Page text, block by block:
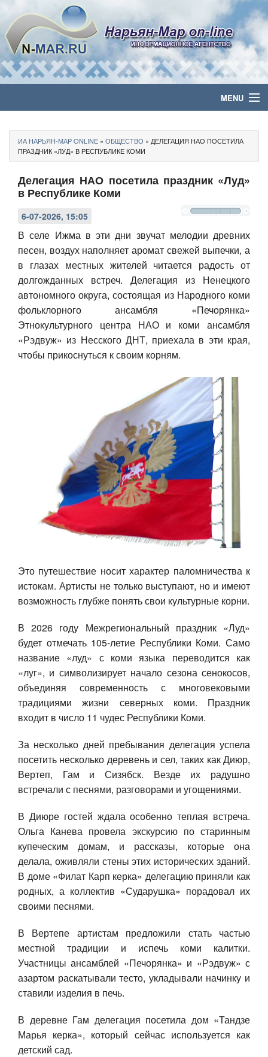
MENU
Политика
Бизнес
Культура
Медиа
Авто
Спорт
Контакты
ИА НАРЬЯН-МАР ONLINE » ОБЩЕСТВО » ДЕЛЕГАЦИЯ НАО ПОСЕТИЛА
ПРАЗДНИК «ЛУД» В РЕСПУБЛИКЕ КОМИ
Делегация НАО посетила праздник «Луд»
в Республике Коми
6-07-2026, 15:05
В селе Ижма в эти дни звучат мелодии древних
песен, воздух наполняет аромат свежей выпечки, а
в глазах местных жителей читается радость от
долгожданных встреч. Делегация из Ненецкого
автономного округа, состоящая из Народного коми
фольклорного ансамбля «Печорянка»
Этнокультурного центра НАО и коми ансамбля
«Рэдвуж» из Несского ДНТ, приехала в эти края,
чтобы прикоснуться к своим корням.
Это путешествие носит характер паломничества к
истокам. Артисты не только выступают, но и имеют
возможность глубже понять свои культурные корни.
В 2026 году Межрегиональный праздник «Луд»
будет отмечать 105-летие Республики Коми. Само
название «луд» с коми языка переводится как
«луг», и символизирует начало сезона сенокосов,
объединяя современность с многовековыми
традициями жизни северных коми. Праздник
входит в число 11 чудес Республики Коми.
За несколько дней пребывания делегация успела
посетить несколько деревень и сел, таких как Диюр,
Вертеп, Гам и Сизябск. Везде их радушно
встречали с песнями, разговорами и угощениями.
В Диюре гостей ждала особенно теплая встреча.
Ольга Канева провела экскурсию по старинным
купеческим домам, и рассказы, которые она
делала, оживляли стены этих исторических зданий.
В доме «Филат Карп керка» делегацию приняли как
родных, а коллектив «Сударушка» порадовал их
своими песнями.
В Вертепе артистам предложили стать частью
местной традиции и испечь коми калитки.
Участницы ансамблей «Печорянка» и «Рэдвуж» с
азартом раскатывали тесто, укладывали начинку и
ставили изделия в печь.
В деревне Гам делегация посетила дом «Тандзе
Марья керка», который сейчас используется как
детский сад.